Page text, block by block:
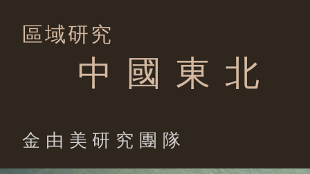
區域研究
中 國 東 北
​金由美研究團隊